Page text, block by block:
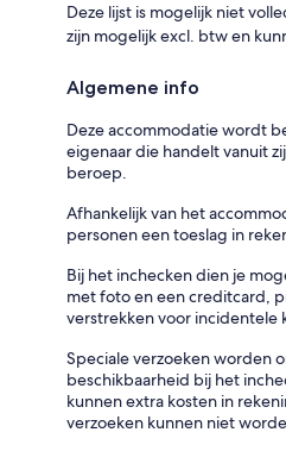
Deze lijst is mogelijk niet
zijn mogelijk excl. btw en
Algemene info
Deze accommodatie wordt
eigenaar die handelt vanuit
beroep.
Afhankelijk van het
personen een toeslag in
Bij het inchecken dien je
met foto en een creditcard,
verstrekken voor incidentele
Speciale verzoeken worden
beschikbaarheid bij het
kunnen extra kosten in
verzoeken kunnen niet